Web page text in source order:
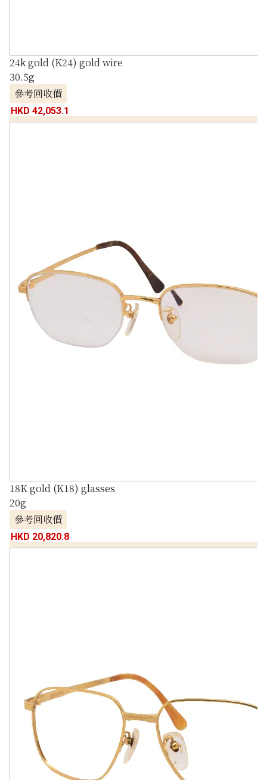
24k gold (K24) gold wire
30.5g
參考回收價
HKD 42,053.1
18K gold (K18) glasses
20g
參考回收價
HKD 20,820.8